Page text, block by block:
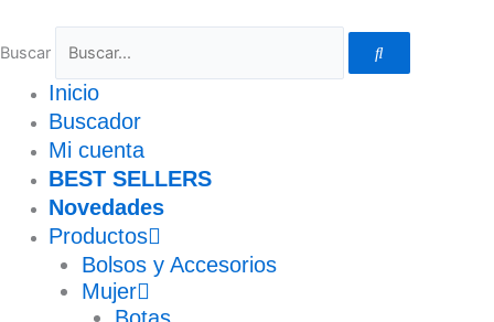
contenido
Buscar
Inicio
Buscador
Mi cuenta
BEST SELLERS
Novedades
Productos
Bolsos y Accesorios
Mujer